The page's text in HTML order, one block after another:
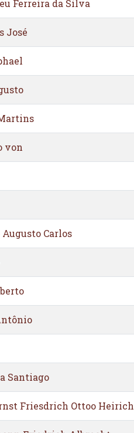
Ferreira da Silva
José
von
Carlos
Santiago
Friesdrich Ottoo Heirich